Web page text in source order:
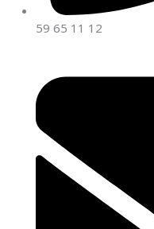
59 65 11 12